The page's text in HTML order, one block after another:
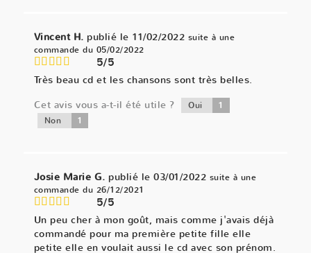
Vincent H.publié le 11/02/2022 suite à une
commande du 05/02/2022
5/5
Très beau cd et les chansons sont très belles.
Cet avis vous a-t-il été utile ?
Oui 1
Non 1
Josie Marie G.publié le 03/01/2022 suite à une
commande du 26/12/2021
5/5
Un peu cher à mon goût, mais comme j'avais déjà
commandé pour ma première petite fille elle
petite elle en voulait aussi le cd avec son prénom.